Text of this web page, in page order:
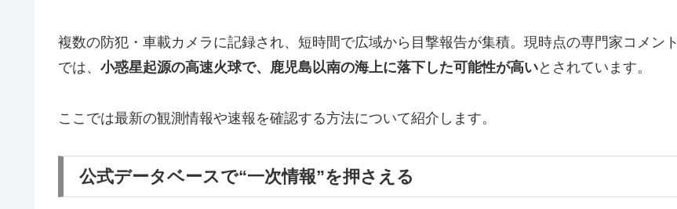
複数の防犯・車載カメラに記録され、短時間で広域から目撃報告が集積。現時点の専門家コメント
では、 小惑星起源の高速火球で、鹿児島以南の海上に落下した可能性が高いとされています。
ここでは最新の観測情報や速報を確認する方法について紹介します。
公式データベースで“一次情報”を押さえる